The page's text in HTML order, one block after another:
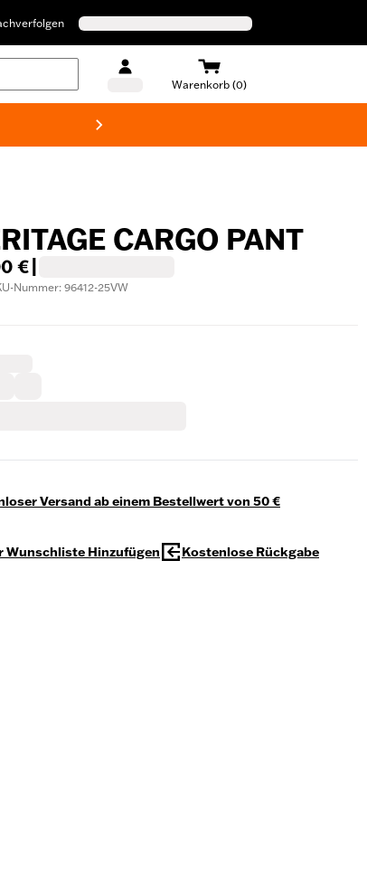
Warenkorb (0)
CARGO PANT
€
Nummer: 96412-25VW
Versand ab einem Bestellwert von 50 €
Wunschliste Hinzufügen Kostenlose Rückgabe